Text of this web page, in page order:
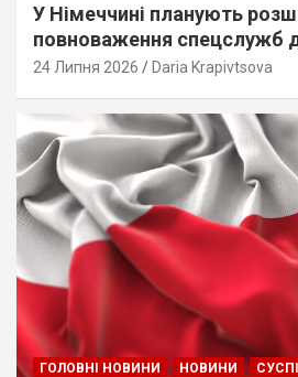
У Німеччині планують
повноваження спецслужб
стеження
24 Липня 2026 Daria Krapivtsova
ГОЛОВНІ НОВИНИ НОВИНИ